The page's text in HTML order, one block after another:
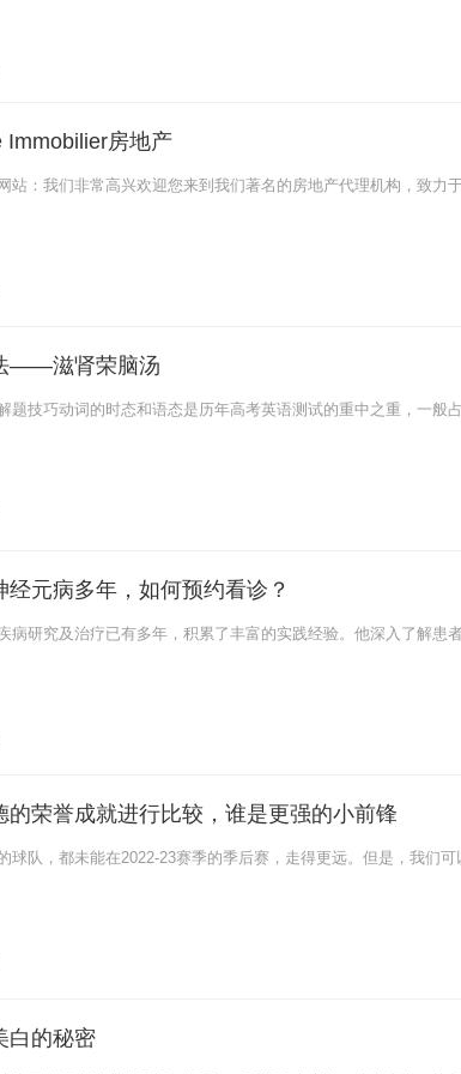
Immobilier房地产
站：我们非常高兴欢迎您来到我们著名的房地产代理机构，致力
——滋肾荣脑汤
题技巧动词的时态和语态是历年高考英语测试的重中之重，一般
元病多年，如何预约看诊？
病研究及治疗已有多年，积累了丰富的实践经验。他深入了解患
的荣誉成就进行比较，谁是更强的小前锋
球队，都未能在2022-23赛季的季后赛，走得更远。但是，我们可
白的秘密